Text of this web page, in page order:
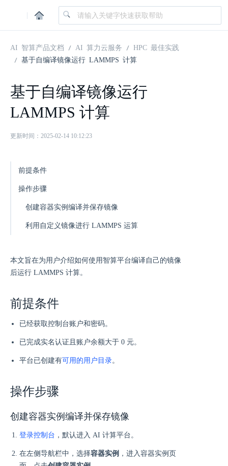
|
AI 智算产品文档 AI 算力云服务
HPC 最佳实践
基于自编译镜像运行 LAMMPS 计算
基于自编译镜像运行
LAMMPS 计算
更新时间：2025-02-14 10:12:23
前提条件
操作步骤
创建容器实例编译并保存镜像
利用自定义镜像进行 LAMMPS 运算
本文旨在为用户介绍如何使用智算平台编译自己的镜像
后运行 LAMMPS 计算。
前提条件
已经获取控制台账户和密码。
已完成实名认证且账户余额大于 0 元。
平台已创建有可用的用户目录。
操作步骤
创建容器实例编译并保存镜像
登录控制台 ，默认进入 AI 计算平台。
在左侧导航栏中，选择容器实例 ，进入容器实例页